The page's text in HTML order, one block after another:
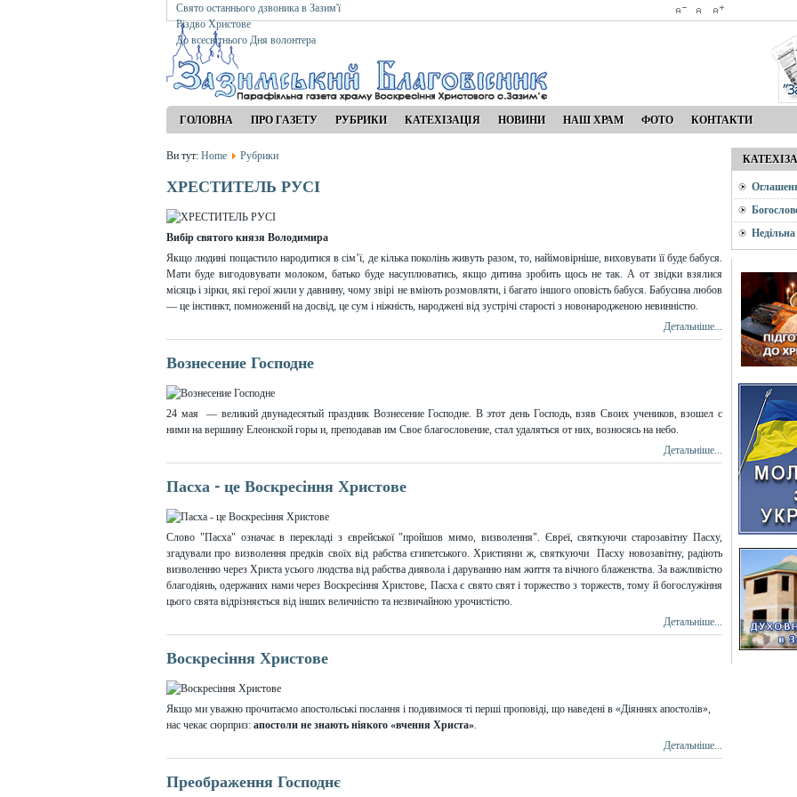
Свято останнього дзвоника в Зазим'ї
Різдво Христове
До всесвітнього Дня волонтера
ГОЛОВНА ПРО ГАЗЕТУ РУБРИКИ КАТЕХІЗАЦІЯ НОВИНИ НАШ ХРАМ ФОТО КОНТАКТИ
Ви тут: Home Рубрики
ХРЕСТИТЕЛЬ РУСІ
Вибір святого князя Володимира
Якщо людині пощастило народитися в сім’ї, де кілька поколінь живуть разом, то, найімовірніше, виховувати її буде бабуся.
Мати буде вигодовувати молоком, батько буде насуплюватись, якщо дитина зробить щось не так. А от звідки взялися
місяць і зірки, які герої жили у давнину, чому звірі не вміють розмовляти, і багато іншого оповість бабуся. Бабусина любов
— це інстинкт, помножений на досвід, це сум і ніжність, народжені від зустрічі старості з новонародженою невинністю.
Детальніше...
Вознесение Господне
24 мая — великий двунадесятый праздник Вознесение Господне. В этот день Господь, взяв Своих учеников, взошел с
ними на вершину Елеонской горы и, преподавав им Свое благословение, стал удаляться от них, возносясь на небо.
Детальніше...
Пасха - це Воскресіння Христове
Слово "Пасха" означає в перекладі з єврейської "пройшов мимо, визволення". Євреї, святкуючи старозавітну Пасху,
згадували про визволення предків своїх від рабства єгипетського. Християни ж, святкуючи Пасху новозавітну, радіють
визволенню через Христа усього людства від рабства диявола і даруванню нам життя та вічного блаженства. За важливістю
благодіянь, одержаних нами через Воскресіння Христове, Пасха є свято свят і торжество з торжеств, тому й богослужіння
цього свята відрізняється від інших величністю та незвичайною урочистістю.
Детальніше...
Воскресіння Христове
Якщо ми уважно прочитаємо апостольські послання і подивимося ті перші проповіді, що наведені в «Діяннях апостолів»,
нас чекає сюрприз: апостоли не знають ніякого «вчення Христа».
Детальніше...
Преображення Господнє